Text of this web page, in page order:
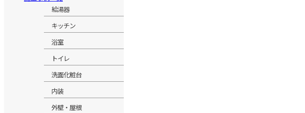
給湯器
キッチン
浴室
トイレ
洗面化粧台
内装
外壁・屋根